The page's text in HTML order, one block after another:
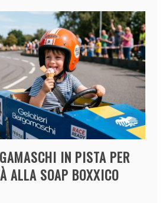
IN PISTA PER
ALLA SOAP BOXXICO